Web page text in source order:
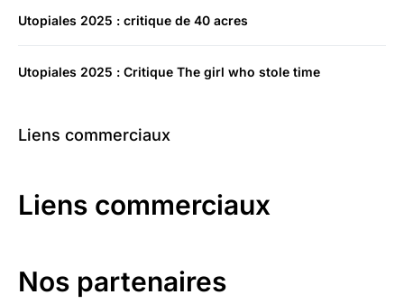
Utopiales 2025 : critique de 40 acres
Utopiales 2025 : Critique The girl who stole time
Liens commerciaux
Liens commerciaux
Nos partenaires